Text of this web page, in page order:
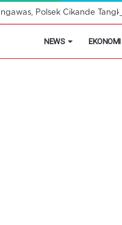
Polsek Cikande
NEWS EKONOMI